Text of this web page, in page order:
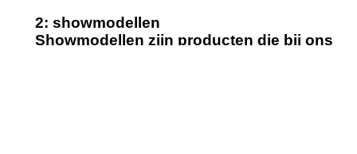
2: showmodellen
Showmodellen zijn producten die bij ons